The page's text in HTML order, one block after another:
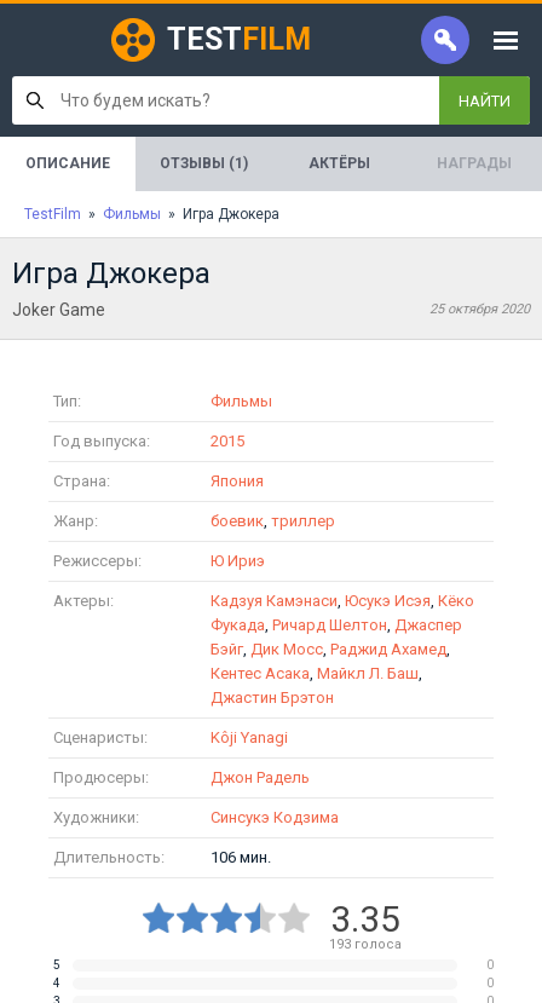
TEST FILM
НАЙТИ
ОПИСАНИЕ ОТЗЫВЫ (1) АКТЁРЫ НАГРАДЫ
TestFilm » Фильмы » Игра Джокера
Игра Джокера
Joker Game 25 октября 2020
Тип: Фильмы
Год выпуска: 2015
Страна: Япония
Жанр: боевик, триллер
Режиссеры: Ю Ириэ
Актеры: Кадзуя Камэнаси, Юсукэ Исэя, Кёко
Фукада, Ричард Шелтон, Джаспер
Бэйг, Дик Мосс, Раджид Ахамед,
Кентес Асака, Майкл Л. Баш,
Джастин Брэтон
Сценаристы: Kôji Yanagi
Продюсеры: Джон Радель
Художники: Синсукэ Кодзима
Длительность: 106 мин.
3.35
193голоса
5
0
4
0